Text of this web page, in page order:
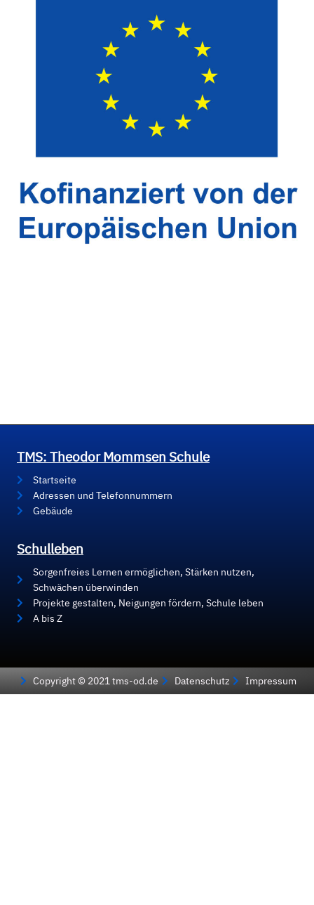
TMS: Theodor Mommsen Schule
Startseite
Adressen und Telefonnummern
Gebäude
Schulleben
Sorgenfreies Lernen ermöglichen, Stärken nutzen,
Schwächen überwinden
Projekte gestalten, Neigungen fördern, Schule leben
A bis Z
Copyright © 2021 tms-od.de Datenschutz Impressum